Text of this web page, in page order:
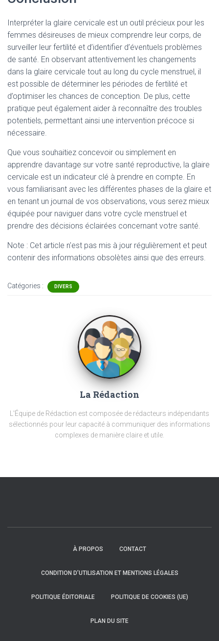
Interpréter la glaire cervicale est un outil précieux pour les
femmes désireuses de mieux comprendre leur corps, de
surveiller leur fertilité et d’identifier d’éventuels problèmes
de santé. En observant attentivement les changements
dans la glaire cervicale tout au long du cycle menstruel, il
est possible de déterminer les périodes de fertilité et
d’optimiser les chances de conception. De plus, cette
pratique peut également aider à reconnaître des troubles
potentiels, permettant ainsi une intervention précoce si
nécessaire.
Que vous souhaitiez concevoir ou simplement en
apprendre davantage sur votre santé reproductive, la glaire
cervicale est un indicateur clé à prendre en compte. En
vous familiarisant avec les différentes phases de la glaire et
en tenant un journal de vos observations, vous serez mieux
équipée pour naviguer dans votre cycle menstruel et
prendre des décisions éclairées concernant votre santé.
Note : Cet article n'est pas mis à jour régulièrement et peut
contenir des informations obsolètes ainsi que des erreurs.
Catégories : DIVERS
La Rédaction
L'Équipe de Rédaction est composée de rédacteurs indépendants
sélectionnés pour leur capacité à communiquer des informations
complexes de manière claire et utile.
À PROPOS CONTACT
CONDITION D’UTILISATION ET MENTIONS LÉGALES
POLITIQUE ÉDITORIALE POLITIQUE DE COOKIES (UE)
PLAN DU SITE